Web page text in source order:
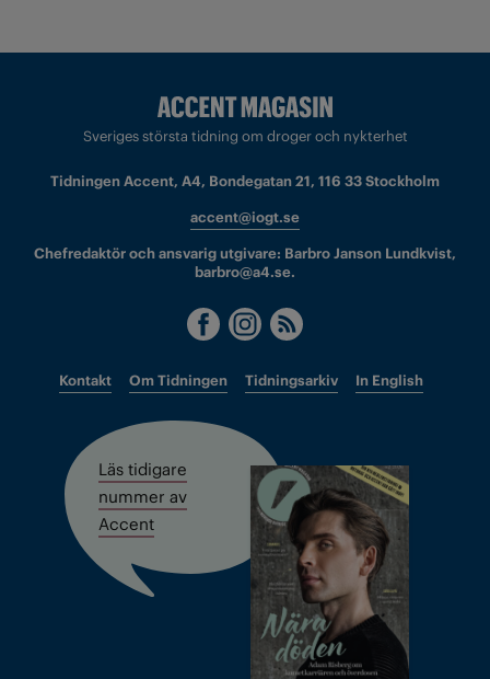
Sveriges största tidning om droger och nykterhet
Tidningen Accent, A4, Bondegatan 21, 116 33 Stockholm
accent@iogt.se
Chefredaktör och ansvarig utgivare: Barbro Janson Lundkvist,
barbro@a4.se.
Kontakt Om Tidningen Tidningsarkiv In English
Läs tidigare
nummer av
Accent